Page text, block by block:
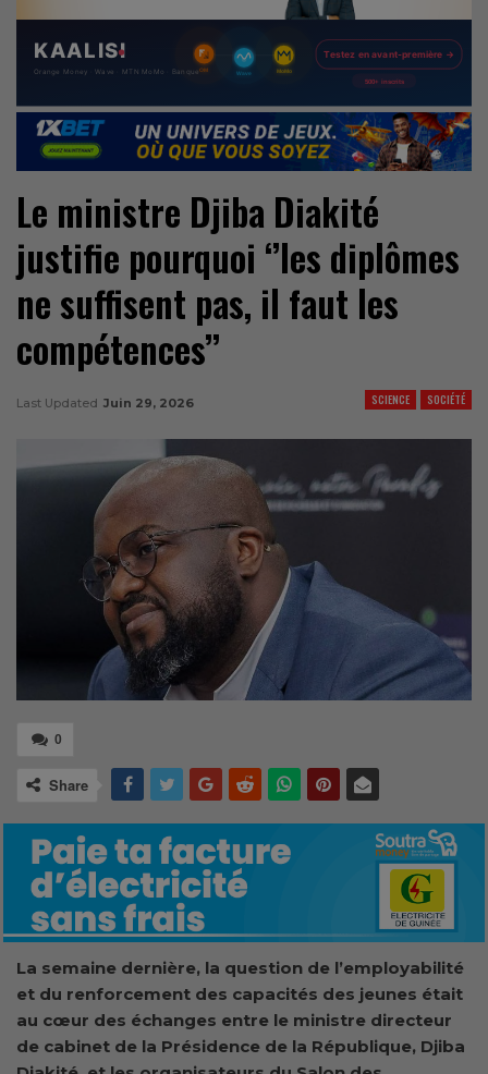
Le ministre Djiba Diakité
justifie pourquoi ‘’les diplômes
ne suffisent pas, il faut les
compétences’’
SCIENCE SOCIÉTÉ
Last Updated Juin 29, 2026
0
Share
La semaine dernière, la question de l’employabilité
et du renforcement des capacités des jeunes était
au cœur des échanges entre le ministre directeur
de cabinet de la Présidence de la République, Djiba